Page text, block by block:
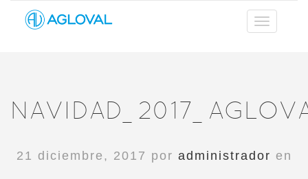
21 diciembre, 2017 por administrador en